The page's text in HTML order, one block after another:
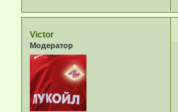
Victor
Модератор